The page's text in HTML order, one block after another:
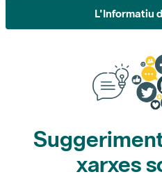
L'Informatiu
xarxes